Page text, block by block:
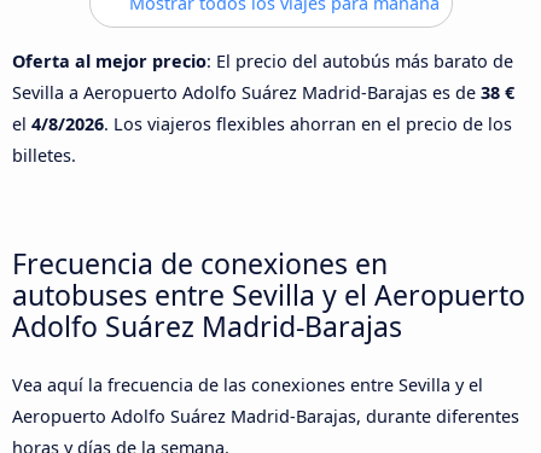
Oferta al mejor precio: El precio del autobús más barato de
Sevilla a Aeropuerto Adolfo Suárez Madrid-Barajas es de 38 €
el 4/8/2026. Los viajeros flexibles ahorran en el precio de los
billetes.
Frecuencia de conexiones en
autobuses entre Sevilla y el Aeropuerto
Adolfo Suárez Madrid-Barajas
Vea aquí la frecuencia de las conexiones entre Sevilla y el
Aeropuerto Adolfo Suárez Madrid-Barajas, durante diferentes
horas y días de la semana.